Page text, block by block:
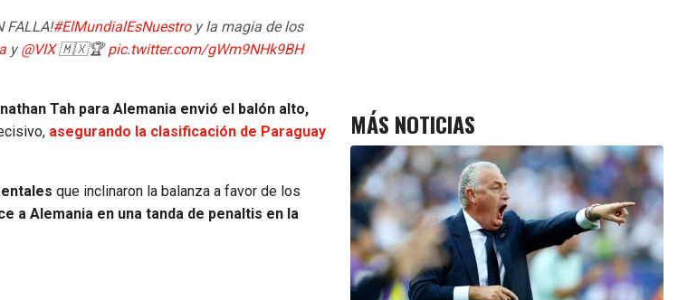
FALLA!#ElMundialEsNuestroy la magia de los
y@VIX🇲🇽🏆pic.twitter.com/gWm9NHk9BH
Tah para Alemania envió el balón alto,
asegurando la clasificación de Paraguay
que inclinaron la balanza a favor de los
a Alemania en una tanda de penaltis en la
MÁS NOTICIAS